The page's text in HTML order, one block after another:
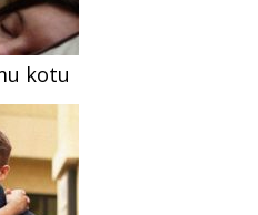
kotu